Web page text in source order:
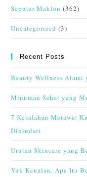
Seputar Maklon (362)
Uncategorized (3)
Recent Posts
Beauty Wellness Alami
Minuman Sehat yang
7 Kesalahan Merawat
Dihindari
Urutan Skincare yang
Yuk Kenalan, Apa Itu